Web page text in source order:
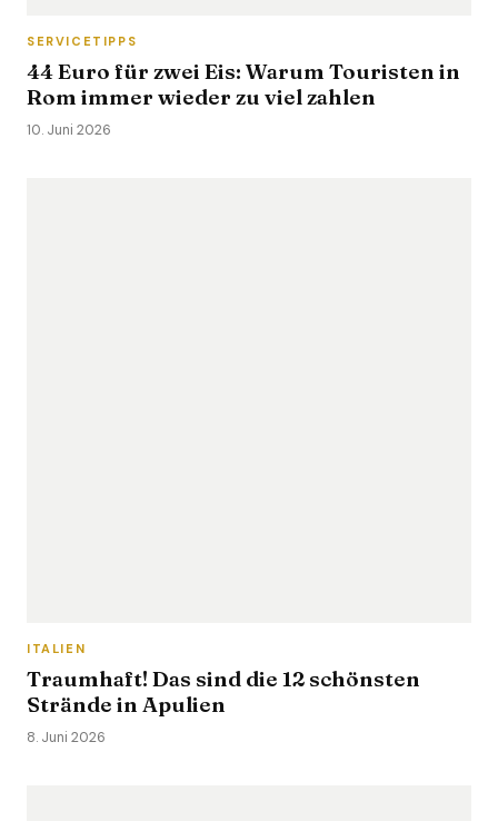
SERVICETIPPS
44 Euro für zwei Eis: Warum Touristen in
Rom immer wieder zu viel zahlen
10. Juni 2026
ITALIEN
Traumhaft! Das sind die 12 schönsten
Strände in Apulien
8. Juni 2026